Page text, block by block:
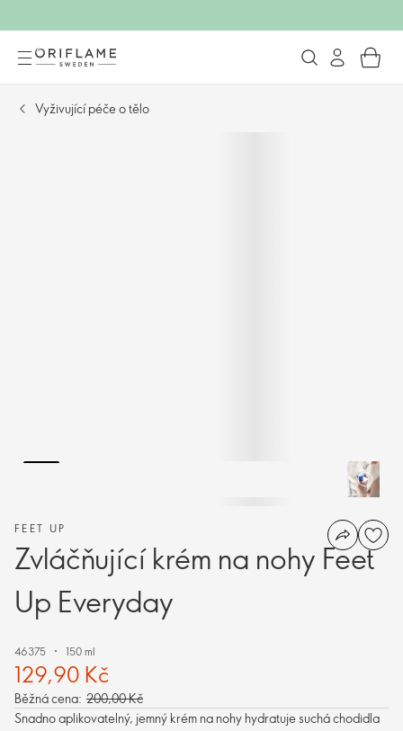
Vyživující péče o tělo
FEET UP
Zvláčňující krém na nohy Feet
Up Everyday
46375 150 ml
129,90 Kč
Běžná cena: 200,00 Kč
Snadno aplikovatelný, jemný krém na nohy hydratuje suchá chodidla